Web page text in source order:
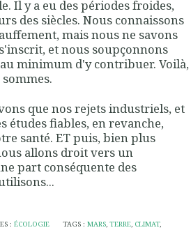
Il y a eu des périodes froides,
des siècles. Nous connaissons
mais nous ne savons
et nous soupçonnons
minimum d'y contribuer. Voilà,
que nos rejets industriels, et
études fiables, en revanche,
santé. ET puis, bien plus
allons droit vers un
part conséquente des
: ÉCOLOGIE TAGS :MARS,TERRE, CLIMAT,